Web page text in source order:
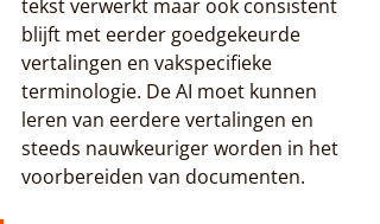
tekst verwerkt maar ook consistent
blijft met eerder goedgekeurde
vertalingen en vakspecifieke
terminologie. De AI moet kunnen
leren van eerdere vertalingen en
steeds nauwkeuriger worden in het
voorbereiden van documenten.